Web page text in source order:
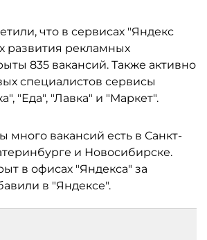
что в сервисах "Яндекс
развития рекламных
835 вакансий. Также активно
специалистов сервисы
"Еда", "Лавка" и "Маркет".
вакансий есть в Санкт-
и Новосибирске.
в офисах "Яндекса" за
в "Яндексе".